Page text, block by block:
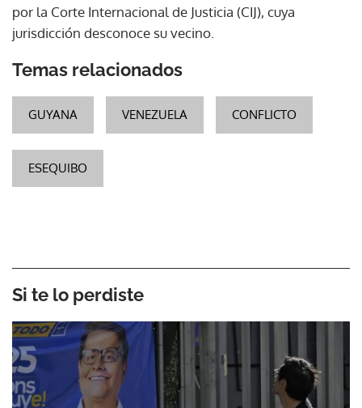
por la Corte Internacional de Justicia (CIJ), cuya
jurisdicción desconoce su vecino.
Temas relacionados
GUYANA VENEZUELA CONFLICTO
ESEQUIBO
Si te lo perdiste